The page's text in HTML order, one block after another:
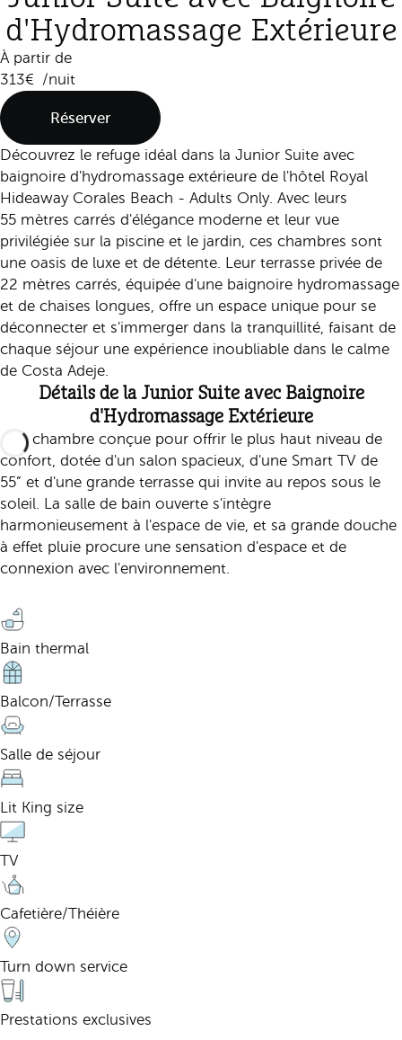
d'Hydromassage Extérieure
À partir de
313
/nuit
Réserver
Découvrez le refuge idéal dans la Junior Suite avec
baignoire d'hydromassage extérieure de l'hôtel Royal
Hideaway Corales Beach - Adults Only. Avec leurs
55 mètres carrés d'élégance moderne et leur vue
privilégiée sur la piscine et le jardin, ces chambres sont
une oasis de luxe et de détente. Leur terrasse privée de
22 mètres carrés, équipée d'une baignoire hydromassage
et de chaises longues, offre un espace unique pour se
déconnecter et s'immerger dans la tranquillité, faisant de
chaque séjour une expérience inoubliable dans le calme
de Costa Adeje.
Détails de la Junior Suite avec Baignoire
d'Hydromassage Extérieure
Une chambre conçue pour offrir le plus haut niveau de
confort, dotée d'un salon spacieux, d'une Smart TV de
55” et d'une grande terrasse qui invite au repos sous le
soleil. La salle de bain ouverte s'intègre
harmonieusement à l'espace de vie, et sa grande douche
à effet pluie procure une sensation d'espace et de
connexion avec l'environnement.
Bain thermal
Balcon/Terrasse
Salle de séjour
Lit King size
TV
Cafetière/Théière
Turn down service
Prestations exclusives